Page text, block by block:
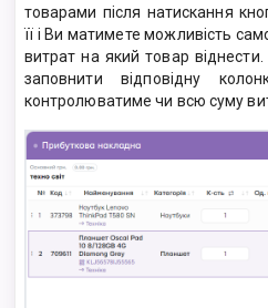
товарами після натискання
її і Ви матимете можливість
витрат на який товар
заповнити відповідну
контролюватиме чи всю суму